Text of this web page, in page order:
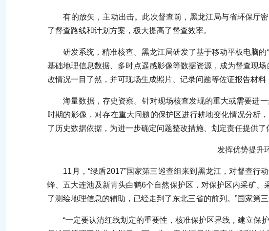
有的放矢，主动出击。此次督查前，黑龙江局与省环保厅密
了督查路线和计划方案，极大提高了督查效率。
研发系统，精准核查。黑龙江局研发了基于移动平板电脑的“
基础地理信息数据、多时点遥感影像等数据资源，成为督查现
改情况一目了然，并可现场生成照片、记录问题等佐证报告材料
海量数据，存史资察。针对现场核查发现的重大或需要进一
时期的影像，对存在重大问题的保护区进行耕地变化情况分析
了历史数据依据，为进一步确定问题整改措施、划定责任提供了
发挥优势提升环保督
11月，“绿盾2017”国家第三巡查组来到黑龙江，对督查行
蜂、五大连池及新青头白鹤6个自然保护区，对保护区内采矿
了测绘地理信息的辅助，已经走到了东北三省的前列。”国家第
“一定要认清红线划定的重要性，核准保护区界线，建立保护